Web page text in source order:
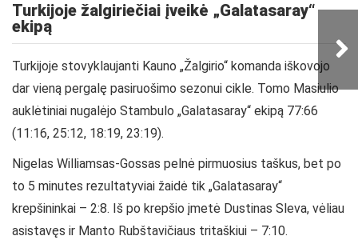
Turkijoje žalgiriečiai įveikė „Galatasaray“
ekipą
Turkijoje stovyklaujanti Kauno „Žalgirio“ komanda iškovojo
dar vieną pergalę pasiruošimo sezonui cikle. Tomo Masiulio
auklėtiniai nugalėjo Stambulo „Galatasaray“ ekipą 77:66
(11:16, 25:12, 18:19, 23:19).
Nigelas Williamsas-Gossas pelnė pirmuosius taškus, bet po
to 5 minutes rezultatyviai žaidė tik „Galatasaray“
krepšininkai – 2:8. Iš po krepšio įmetė Dustinas Sleva, vėliau
asistavęs ir Manto Rubštavičiaus tritaškiui – 7:10.